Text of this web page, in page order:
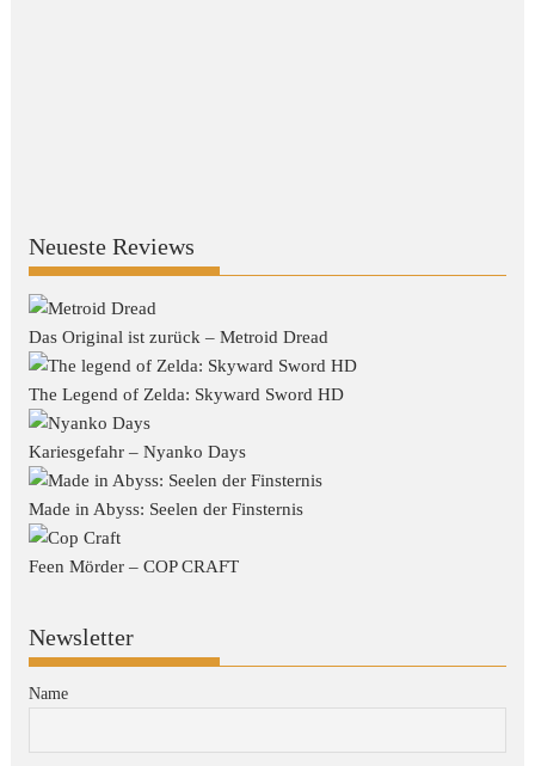
Neueste Reviews
Das Original ist zurück – Metroid Dread
The Legend of Zelda: Skyward Sword HD
Kariesgefahr – Nyanko Days
Made in Abyss: Seelen der Finsternis
Feen Mörder – COP CRAFT
Newsletter
Name